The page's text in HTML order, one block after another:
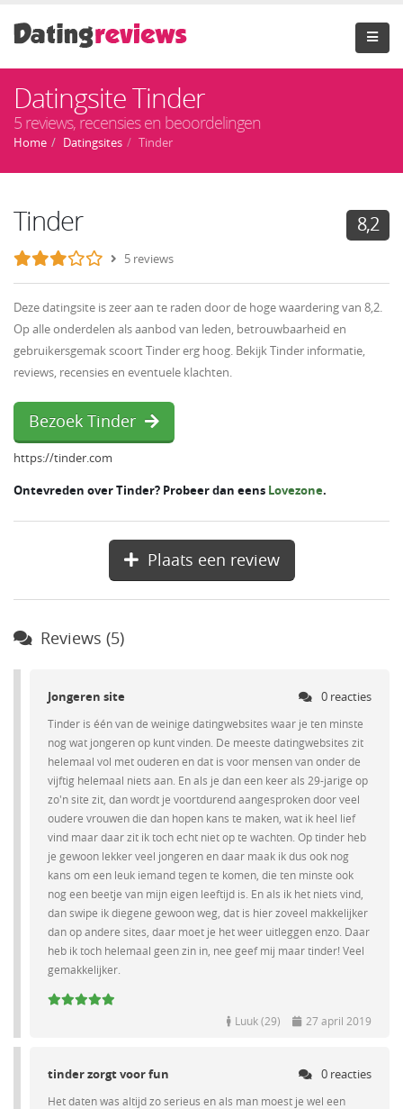
Datingsite Tinder
5 reviews, recensies en beoordelingen
Home Datingsites Tinder
Tinder 8,2
5 reviews
Deze datingsite is zeer aan te raden door de hoge waardering van 8,2.
Op alle onderdelen als aanbod van leden, betrouwbaarheid en
gebruikersgemak scoort Tinder erg hoog. Bekijk Tinder informatie,
reviews, recensies en eventuele klachten.
Bezoek Tinder
https://tinder.com
Ontevreden over Tinder? Probeer dan eens Lovezone.
Plaats een review
Reviews (5)
Jongeren site 0 reacties
Tinder is één van de weinige datingwebsites waar je ten minste
nog wat jongeren op kunt vinden. De meeste datingwebsites zit
helemaal vol met ouderen en dat is voor mensen van onder de
vijftig helemaal niets aan. En als je dan een keer als 29-jarige op
zo'n site zit, dan wordt je voortdurend aangesproken door veel
oudere vrouwen die dan hopen kans te maken, wat ik heel lief
vind maar daar zit ik toch echt niet op te wachten. Op tinder heb
je gewoon lekker veel jongeren en daar maak ik dus ook nog
kans om een leuk iemand tegen te komen, die ten minste ook
nog een beetje van mijn eigen leeftijd is. En als ik het niets vind,
dan swipe ik diegene gewoon weg, dat is hier zoveel makkelijker
dan op andere sites, daar moet je het weer uitleggen enzo. Daar
heb ik toch helemaal geen zin in, nee geef mij maar tinder! Veel
gemakkelijker.
Luuk (29) 27 april 2019
tinder zorgt voor fun 0 reacties
Het daten was altijd zo serieus en als man moest je wel een